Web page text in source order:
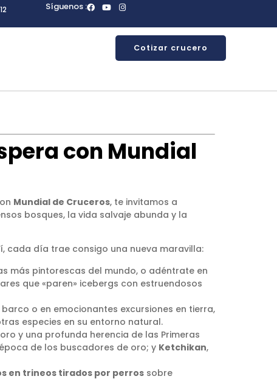
Síguenos :
Cotizar crucero
con Mundial
Mundial de Cruceros, te invitamos a
bosques, la vida salvaje abunda y la
cada día trae consigo una nueva maravilla:
más pintorescas del mundo, o adéntrate en
que «paren» icebergs con estruendosos
o en emocionantes excursiones en tierra,
especies en su entorno natural.
y una profunda herencia de las Primeras
de los buscadores de oro; y Ketchikan,
en trineos tirados por perros sobre